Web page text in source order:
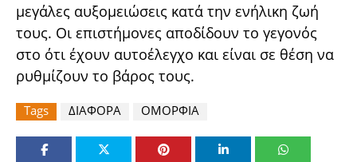
μεγάλες αυξομειώσεις κατά την ενήλικη ζωή
τους. Οι επιστήμονες αποδίδουν το γεγονός
στο ότι έχουν αυτοέλεγχο και είναι σε θέση να
ρυθμίζουν το βάρος τους.
Tags ΔΙΑΦΟΡΑ ΟΜΟΡΦΙΑ